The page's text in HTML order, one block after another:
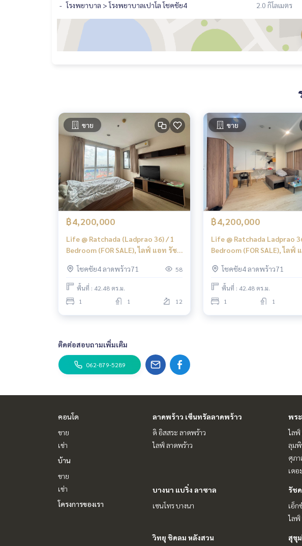
โรงพยาบาล > โรงพยาบาลเปาโล โชคชัย4
2.0 กิโลเมตร
ขาย
฿4,200,000
Life @ Ratchada (Ladprao 36) / 1
Bedroom (FOR SALE), ไลฟ์ แอท รัช
JSMN250
โชคชัย4 ลาดพร้าว71 58
พื้นที่ : 42.48 ตร.ม.
1
1 12
ขาย
฿4,200,000
Life @ Ratchada Ladprao
Bedroom (FOR SALE), ไลฟ์
TARN089
โชคชัย4 ลาดพร้าว71
พื้นที่ : 42.48 ตร.ม.
1
1
ติดต่อสอบถามเพิ่มเติม
062-879-5289
คอนโด
ขาย
เช่า
บ้าน
ขาย
เช่า
โครงการของเรา
ลาดพร้าว เซ็นทรัลลาดพร้าว
ดิ อิสสระ ลาดพร้าว
ไลฟ์ ลาดพร้าว
พร
ไลฟ์
ลุมพิ
ศุภา
เดอ
บางนา แบริ่ง ลาซาล
เซนโทร บางนา
รัช
เอ็ก
ไลฟ์
วิทยุ ชิดลม หลังสวน สุขุ